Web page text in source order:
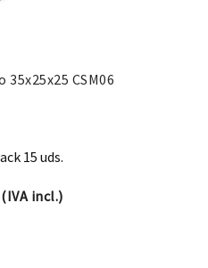
35x25x25 CSM06
15 uds.
incl.)